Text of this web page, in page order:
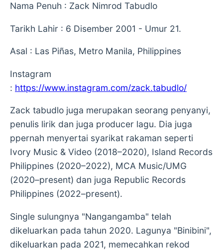
Nama Penuh : Zack Nimrod Tabudlo
Tarikh Lahir : 6 Disember 2001 - Umur 21.
Asal : Las Piñas, Metro Manila, Philippines
Instagram
: https://www.instagram.com/zack.tabudlo/
Zack tabudlo juga merupakan seorang penyanyi,
penulis lirik dan juga producer lagu. Dia juga
ppernah menyertai syarikat rakaman seperti
Ivory Music & Video (2018–2020), Island Records
Philippines (2020–2022), MCA Music/UMG
(2020–present) dan juga Republic Records
Philippines (2022–present).
Single sulungnya "Nangangamba" telah
dikeluarkan pada tahun 2020. Lagunya "Binibini",
dikeluarkan pada 2021, memecahkan rekod